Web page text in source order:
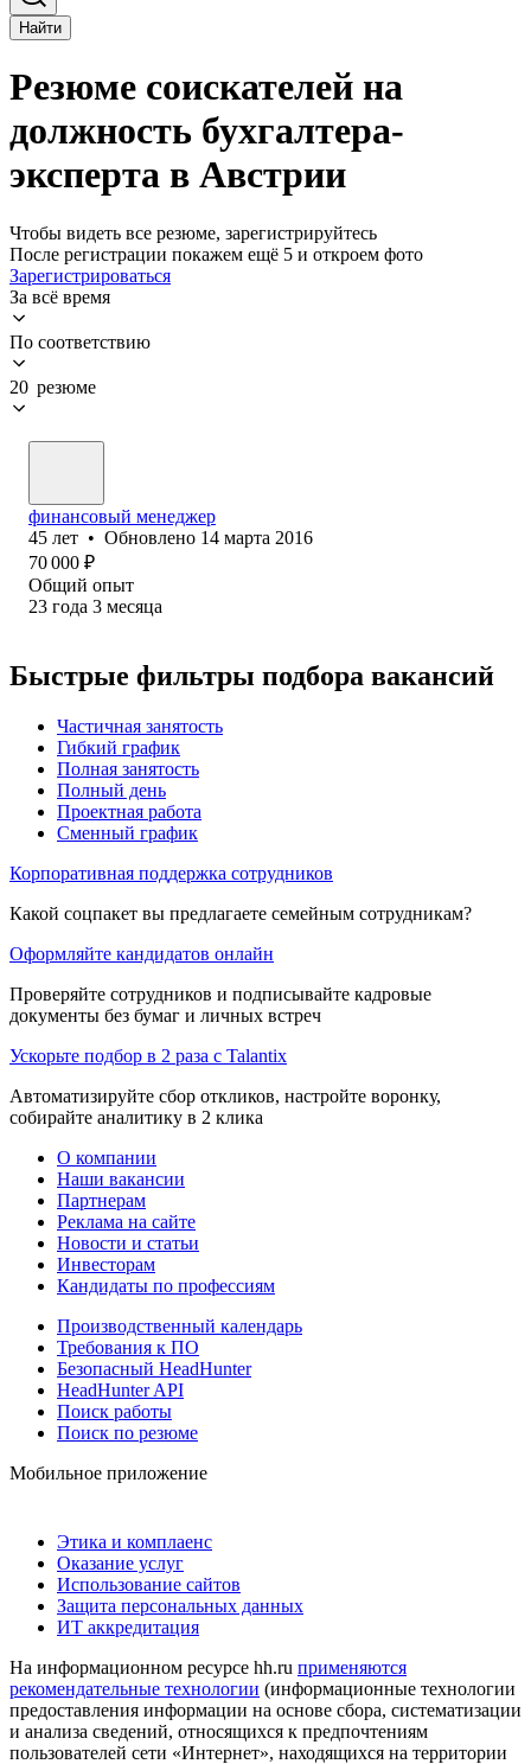
Найти
Резюме соискателей на
должность бухгалтера-
эксперта в Австрии
Чтобы видеть все резюме, зарегистрируйтесь
После регистрации покажем ещё 5 и откроем фото
Зарегистрироваться
За всё время
По соответствию
20 резюме
финансовый менеджер
45 лет • Обновлено 14 марта 2016
70 000 ₽
Общий опыт
23 года 3 месяца
Быстрые фильтры подбора вакансий
Частичная занятость
Гибкий график
Полная занятость
Полный день
Проектная работа
Сменный график
Корпоративная поддержка сотрудников
Какой соцпакет вы предлагаете семейным сотрудникам?
Оформляйте кандидатов онлайн
Проверяйте сотрудников и подписывайте кадровые
документы без бумаг и личных встреч
Ускорьте подбор в 2 раза с Talantix
Автоматизируйте сбор откликов, настройте воронку,
собирайте аналитику в 2 клика
О компании
Наши вакансии
Партнерам
Реклама на сайте
Новости и статьи
Инвесторам
Кандидаты по профессиям
Производственный календарь
Требования к ПО
Безопасный HeadHunter
HeadHunter API
Поиск работы
Поиск по резюме
Мобильное приложение
Этика и комплаенс
Оказание услуг
Использование сайтов
Защита персональных данных
ИТ аккредитация
На информационном ресурсе hh.ru применяются
рекомендательные технологии (информационные технологии
предоставления информации на основе сбора, систематизации
и анализа сведений, относящихся к предпочтениям
пользователей сети «Интернет», находящихся на территории